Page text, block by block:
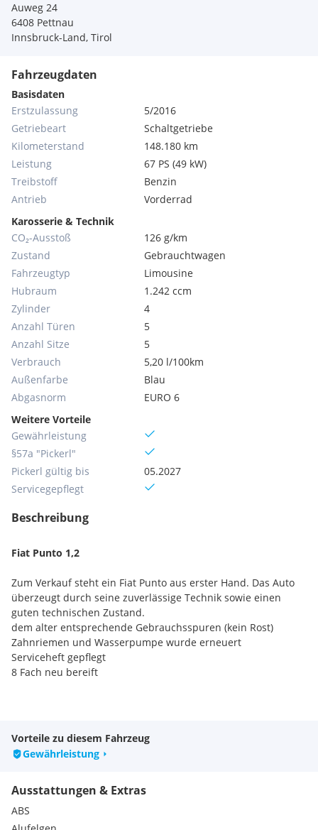
Auweg 24
6408 Pettnau
Innsbruck-Land, Tirol
Fahrzeugdaten
Basisdaten
Erstzulassung
5/2016
Getriebeart
Schaltgetriebe
Kilometerstand
148.180 km
Leistung
67 PS (49 kW)
Treibstoff
Benzin
Antrieb
Vorderrad
Karosserie & Technik
CO₂-Ausstoß
126 g/km
Zustand
Gebrauchtwagen
Fahrzeugtyp
Limousine
Hubraum
1.242 ccm
Zylinder
4
Anzahl Türen
5
Anzahl Sitze
5
Verbrauch
5,20 l/100km
Außenfarbe
Blau
Abgasnorm
EURO 6
Weitere Vorteile
Gewährleistung
§57a "Pickerl"
Pickerl gültig bis
05.2027
Servicegepflegt
Beschreibung
Fiat Punto 1,2
Zum Verkauf steht ein Fiat Punto aus erster Hand. Das Auto
überzeugt durch seine zuverlässige Technik sowie einen
guten technischen Zustand.
dem alter entsprechende Gebrauchsspuren (kein Rost)
Zahnriemen und Wasserpumpe wurde erneuert
Serviceheft gepflegt
8 Fach neu bereift
Jahreshauptuntersuchung §57a Pickerl neu 05/2027
Servicegepflegt
Klimaanlage
robuster 1,2 4 Zylinder Motor
Vorteile zu diesem Fahrzeug
Gewährleistung
Ausstattungen & Extras
ABS